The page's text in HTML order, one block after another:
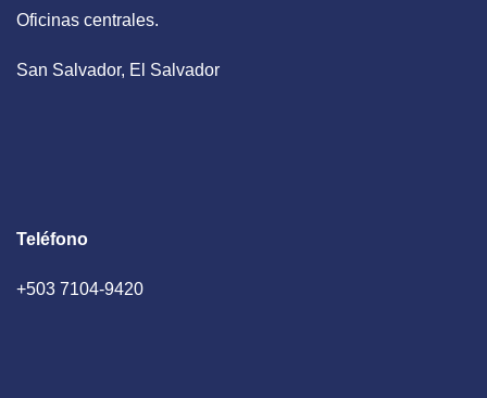
Oficinas centrales.
San Salvador, El Salvador
Teléfono
+503 7104-9420